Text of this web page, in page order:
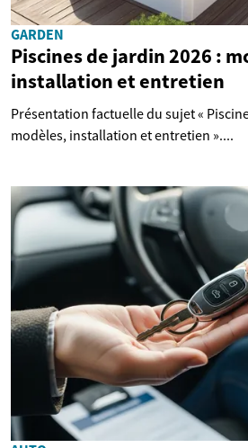
GARDEN
Piscines de jardin 2026 :
installation et entretien
Présentation factuelle du sujet «
modèles, installation et entretien »....